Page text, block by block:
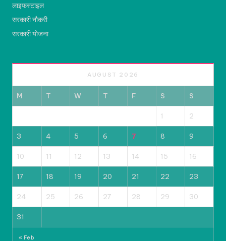
लाइफस्टाइल
सरकारी नौकरी
सरकारी योजना
AUGUST 2026
M T W T F S S
1 2
3 4 5 6 7 8 9
10 11 12 13 14 15 16
17 18 19 20 21 22 23
24 25 26 27 28 29 30
31
« Feb